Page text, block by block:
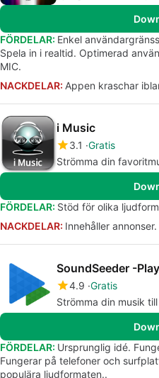
FÖRDELAR: Enkel
Spela in i realtid. Optimerad
MIC.
NACKDELAR: Appen kraschar
i Music
3.1 Gratis
Strömma din
FÖRDELAR: Stöd för olika
NACKDELAR: Innehåller
4.9 Gratis
Strömma din musik
FÖRDELAR: Ursprunglig idé.
Fungerar på telefoner och
populära ljudformaten..